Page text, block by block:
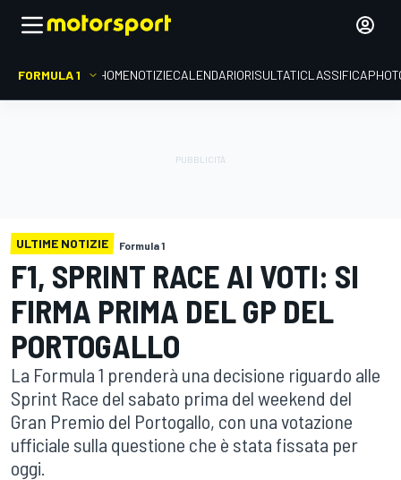
FORMULA 1 HOMENOTIZIECALENDARIORISULTATICLASSIFICA
ULTIME NOTIZIE Formula 1
F1, SPRINT RACE AI VOTI: SI
FIRMA PRIMA DEL GP DEL
PORTOGALLO
La Formula 1 prenderà una decisione riguardo alle
Sprint Race del sabato prima del weekend del
Gran Premio del Portogallo, con una votazione
ufficiale sulla questione che è stata fissata per
oggi.